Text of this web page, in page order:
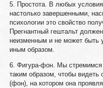
5. Простота. В любых
настолько завершенными,
психологии это свойство
Прегнантный гештальт
неизменным и не может быть
иным образом.
6. Фигура-фон. Мы стремимся
таким образом, чтобы видеть
(фон), на котором она